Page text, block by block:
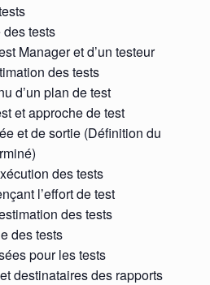
tests
Manager et d’un testeur
des tests
d’un plan de test
et approche de test
et de sortie (Définition du
des tests
l’effort de test
des tests
des tests
pour les tests
destinataires des rapports